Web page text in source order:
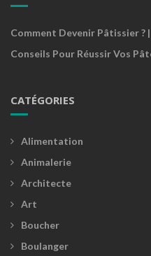
Comment Devenir Pâtissier ?
Conseils Pour Réussir Vos
CATÉGORIES
Alimentation
Animalerie
Architecte
Art
Boucher
Boulanger